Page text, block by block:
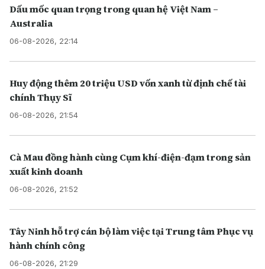
Dấu mốc quan trọng trong quan hệ Việt Nam –
Australia
06-08-2026, 22:14
Huy động thêm 20 triệu USD vốn xanh từ định chế tài
chính Thụy Sĩ
06-08-2026, 21:54
Cà Mau đồng hành cùng Cụm khí-điện-đạm trong sản
xuất kinh doanh
06-08-2026, 21:52
Tây Ninh hỗ trợ cán bộ làm việc tại Trung tâm Phục vụ
hành chính công
06-08-2026, 21:29